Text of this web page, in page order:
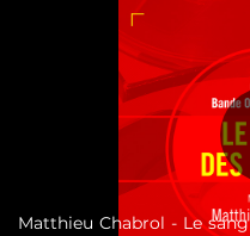
Matthieu Chabrol - Le sang